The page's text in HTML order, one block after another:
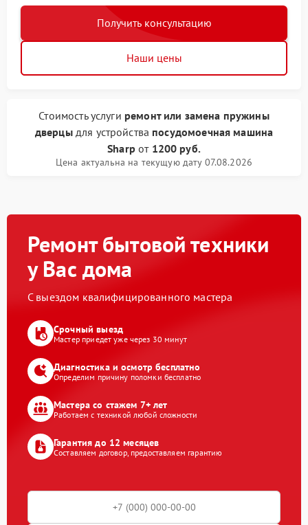
Получить консультацию
Наши цены
Стоимость услуги ремонт или замена пружины
дверцыдля устройства посудомоечная машина
Sharp от 1200 руб.
Цена актуальна на текущую дату 07.08.2026
Ремонт бытовой техники
у Вас дома
С выездом квалифицированного мастера
Срочный выезд
Мастер приедет уже через 30 минут
Диагностика и осмотр бесплатно
Определим причину поломки бесплатно
Мастера со стажем 7+ лет
Работаем с техникой любой сложности
Гарантия до 12 месяцев
Составляем договор, предоставляем гарантию